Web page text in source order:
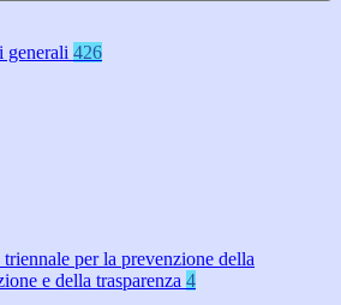
generali 426
triennale per la prevenzione della
e della trasparenza 4